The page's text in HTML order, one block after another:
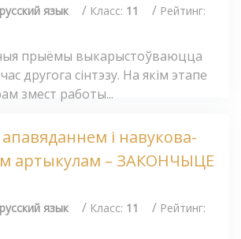
язык / Класс: 11 / Рейтинг:
прыёмы выкарыстоўваюцца
другога сінтэзу. На якім этапе
змест работы...
і навукова-
артыкулам – ЗАКОНЧЫЦЕ
язык / Класс: 11 / Рейтинг: